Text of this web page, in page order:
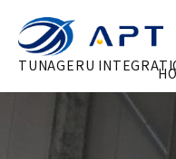
TUNAGERU